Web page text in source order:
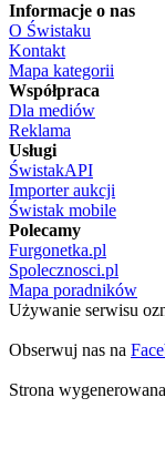
Informacje o nas
O Świstaku
Kontakt
Mapa kategorii
Współpraca
Dla mediów
Reklama
Usługi
ŚwistakAPI
Importer aukcji
Świstak mobile
Polecamy
Furgonetka.pl
Spolecznosci.pl
Mapa poradników
Używanie serwisu
Obserwuj nas na
Strona